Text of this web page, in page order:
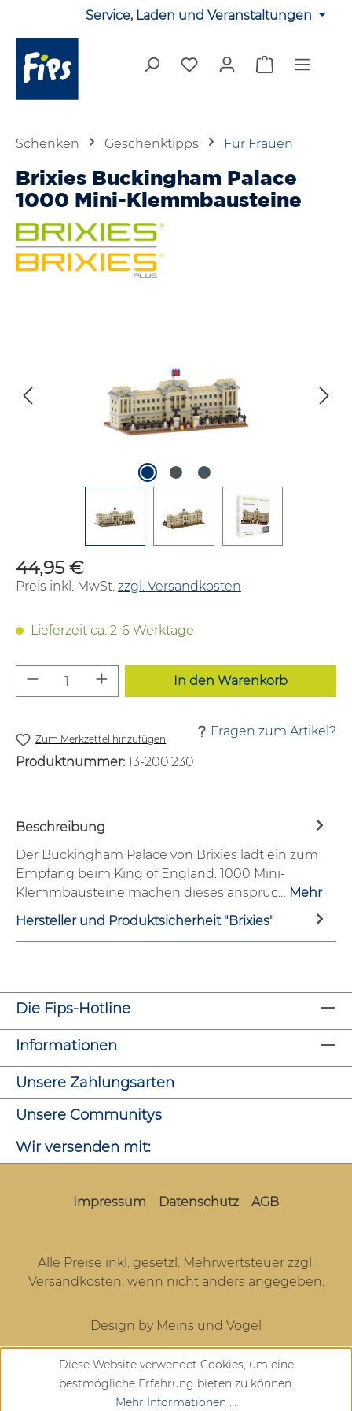
Zum Hauptinhalt springenService, Laden und Veranstaltungen
Du hast 0 Produkte auf
Warenkorb
Schenken Geschenktipps Für Frauen
Brixies Buckingham Palace
1000 Mini-Klemmbausteine
Regulärer Preis:
44,95 €
Preis inkl. MwSt. zzgl. Versandkosten
Lieferzeit ca. 2-6 Werktage
Produkt Anzahl: Gib den
In den Warenkorb
Zum Merkzettel hinzufügen
Fragen zum Artikel?
Produktnummer: 13-200.230
Beschreibung
Der Buckingham Palace von Brixies lädt ein zum
Empfang beim King of England. 1000 Mini-
Klemmbausteine machen dieses anspruc… Mehr
Hersteller und Produktsicherheit "Brixies"
Die Fips-Hotline
Informationen
Unsere Zahlungsarten
Unsere Communitys
Wir versenden mit:
Impressum Datenschutz AGB
Alle Preise inkl. gesetzl. Mehrwertsteuer zzgl.
Versandkosten, wenn nicht anders angegeben.
Design by Meins und Vogel
Diese Website verwendet Cookies, um eine
bestmögliche Erfahrung bieten zu können.
Mehr Informationen ...